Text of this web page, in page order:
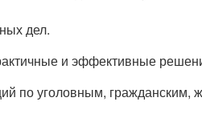
дел.
и эффективные
по уголовным,